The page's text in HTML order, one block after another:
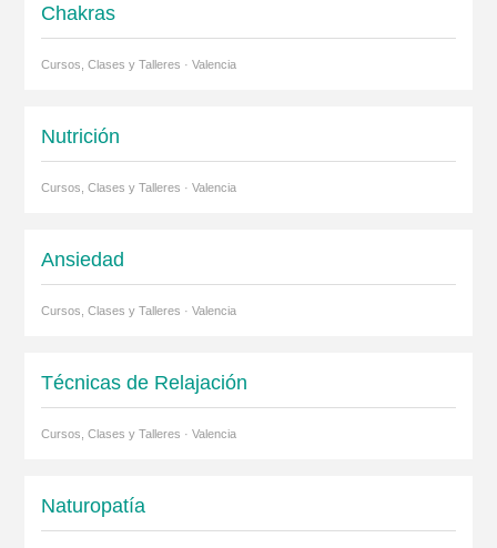
Chakras
Cursos, Clases y Talleres · Valencia
Nutrición
Cursos, Clases y Talleres · Valencia
Ansiedad
Cursos, Clases y Talleres · Valencia
Técnicas de Relajación
Cursos, Clases y Talleres · Valencia
Naturopatía